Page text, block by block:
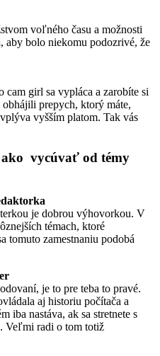
voľného času a možnosti
aby bolo niekomu podozrivé, že
girl sa vypláca a zarobíte si
prepych, ktorý máte,
vyšším platom. Tak vás
vycúvať od témy
je dobrou výhovorkou. V
témach, ktoré
tomuto zamestnaniu podobá
je to pre teba to pravé.
aj historiu počítača a
iba nastáva, ak sa stretnete s
Veľmi radi o tom totiž